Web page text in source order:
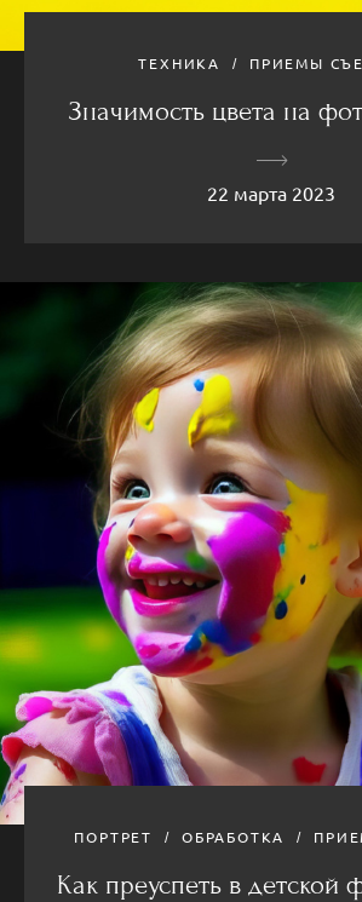
ТЕХНИКА ПРИЕМЫ
Значимость цвета на
22 марта 2023
ПОРТРЕТ ОБРАБОТКА
Как преуспеть в детской